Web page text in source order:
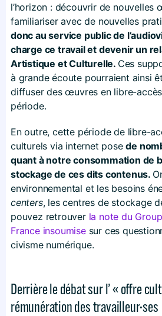
l’horizon : découvrir de nouvelles
familiariser avec de nouvelles
donc au service public de
charge ce travail et devenir un
Artistique et Culturelle. Ces
à grande écoute pourraient ainsi
diffuser des œuvres en libre-
période.
En outre, cette période de libre-
culturels via internet posede
quant à notre consommation de
stockage de ces dits contenus.
environnemental et les besoins
centers, les centres de stockage
pouvez retrouver la note du
France insoumisesur ces
civisme numérique.
Derrière le débat sur l’ « offre
rémunération des travailleur·ses